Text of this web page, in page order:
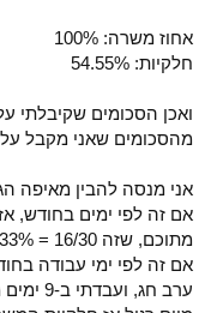
אחוז משרה: 100%
חלקיות: 54.55%
מהסכומים שאני מקבל
אני מנסה להבין מאיפה הגיע
מתוכם, שזה 16/30 = 53.33%.